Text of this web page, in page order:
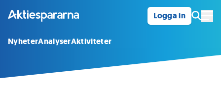
Logga in
NyheterAnalyserAktiviteter